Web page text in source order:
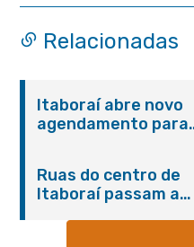
Relacionadas
Itaboraí abre novo
agendamento para
Ruas do centro de
Itaboraí passam a